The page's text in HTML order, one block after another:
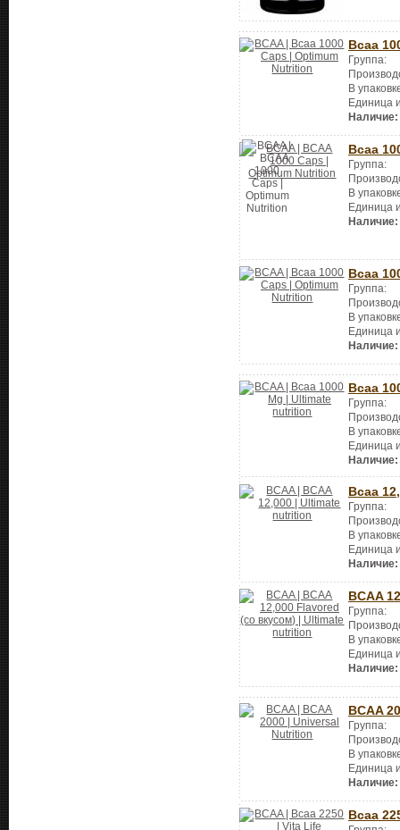
Bcaa
Группа:
В
Единица
Наличие:
Bcaa
Группа:
В
Единица
Наличие:
Bcaa
Группа:
В
Единица
Наличие:
Bcaa
Группа:
В
Единица
Наличие:
Bcaa
Группа:
В
Единица
Наличие:
BCAA
Группа:
В
Единица
Наличие:
BCAA
Группа:
В
Единица
Наличие:
Bcaa